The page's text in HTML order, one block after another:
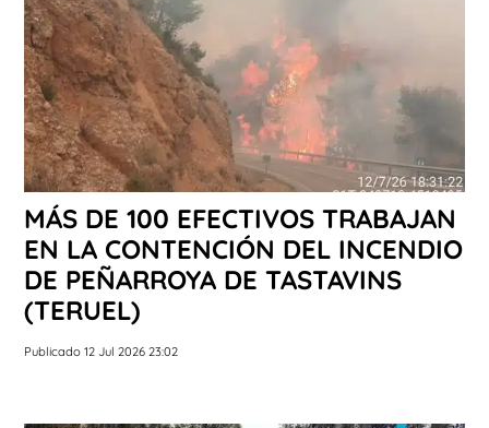
MÁS DE 100 EFECTIVOS TRABAJAN
EN LA CONTENCIÓN DEL INCENDIO
DE PEÑARROYA DE TASTAVINS
(TERUEL)
Publicado 12 Jul 2026 23:02